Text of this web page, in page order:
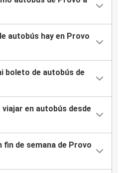
autobús hay en Provo
boleto de autobús de
en autobús desde
fin de semana de Provo